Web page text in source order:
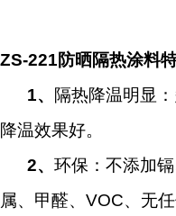
ZS-221防晒隔热涂料特
1、 隔热降温明显
降温效果好。
2、 环保：不添加
属、甲醛、VOC、无